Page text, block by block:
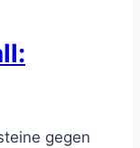
gegen